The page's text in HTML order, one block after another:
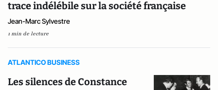
trace indélébile sur la société française
Jean-Marc Sylvestre
1 min de lecture
ATLANTICO BUSINESS
Les silences de Constance